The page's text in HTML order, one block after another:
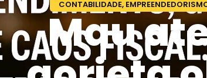
CONTABILIDADE,
Mau